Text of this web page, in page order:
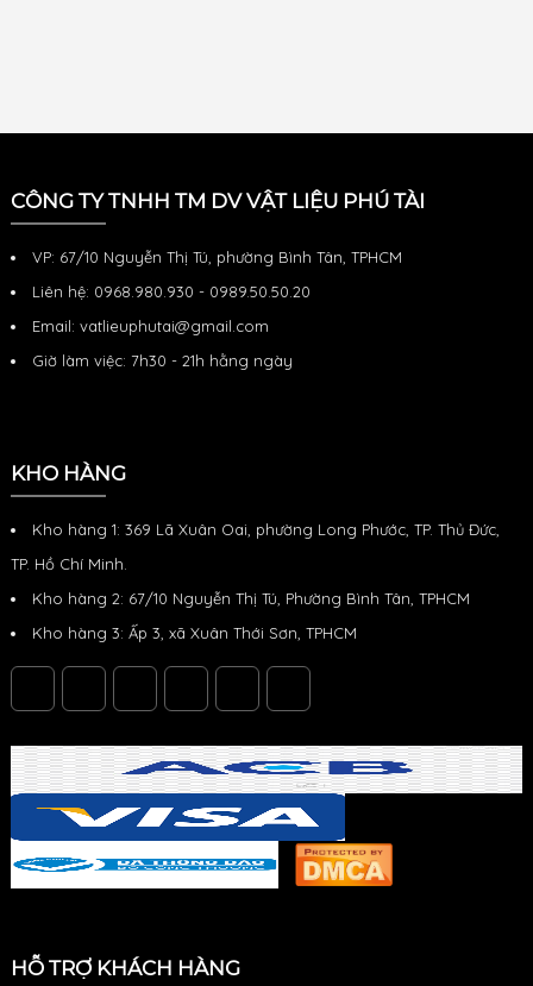
CÔNG TY TNHH TM DV VẬT LIỆU PHÚ TÀI
VP: 67/10 Nguyễn Thị Tú, phường Bình Tân, TPHCM
Liên hệ: 0968.980.930 - 0989.50.50.20
Email: vatlieuphutai@gmail.com
Giờ làm việc: 7h30 - 21h hằng ngày
KHO HÀNG
Kho hàng 1: 369 Lã Xuân Oai, phường Long Phước, TP. Thủ Đức,
TP. Hồ Chí Minh.
Kho hàng 2: 67/10 Nguyễn Thị Tú, Phường Bình Tân, TPHCM
Kho hàng 3: Ấp 3, xã Xuân Thới Sơn, TPHCM
HỖ TRỢ KHÁCH HÀNG